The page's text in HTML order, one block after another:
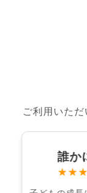
ご利用いた
誰か